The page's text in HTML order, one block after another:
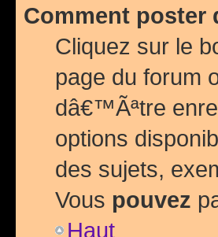
Comment poster
Cliquez sur le
page du forum
dâ€™Ãªtre
options
des sujets,
Vous pouvez
Haut